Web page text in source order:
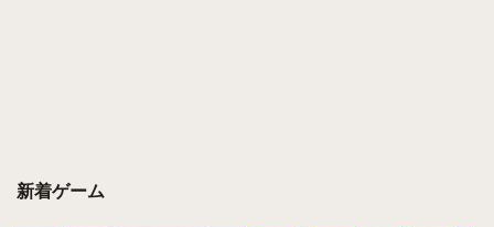
有。みんなの反応が楽しみだね。
新着ゲーム